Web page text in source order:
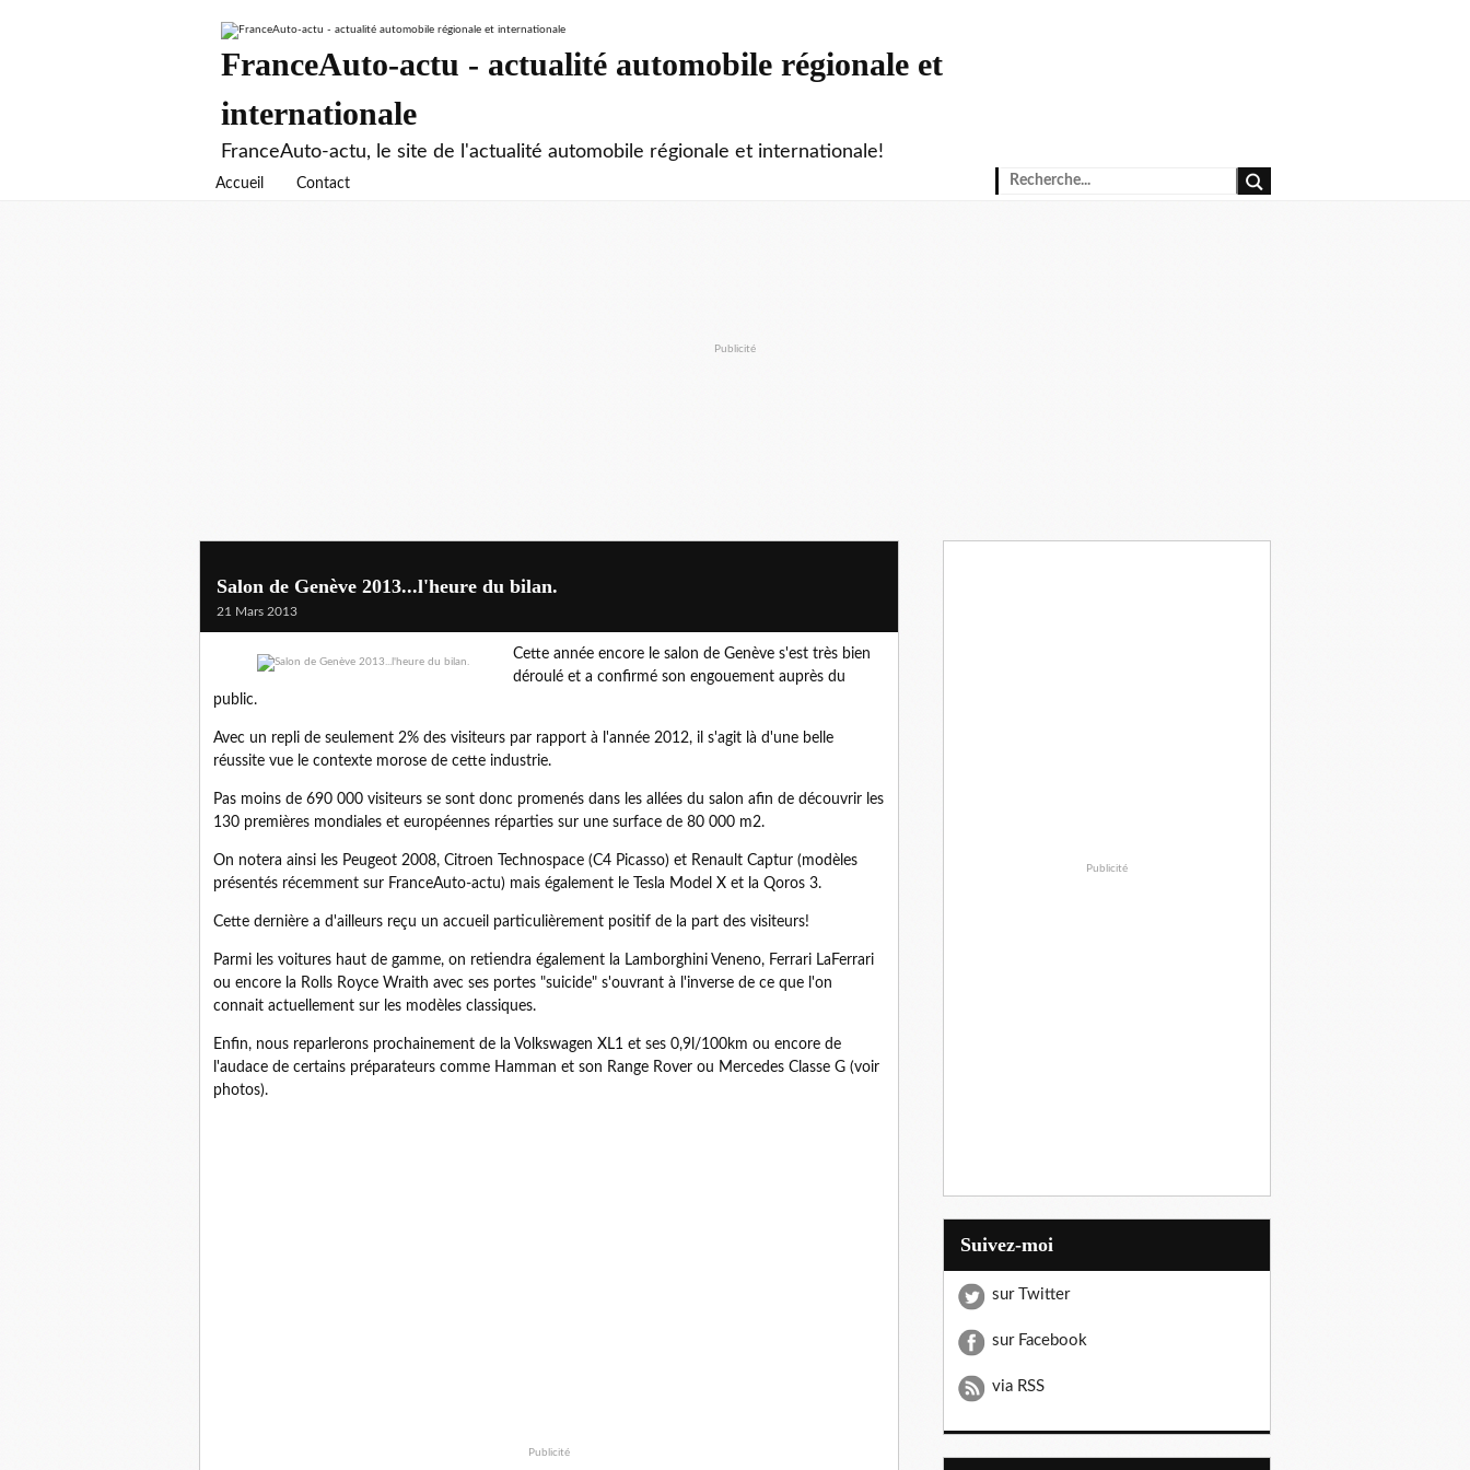
FranceAuto-actu - actualité automobile régionale et
internationale
FranceAuto-actu, le site de l'actualité automobile régionale et internationale!
Accueil Contact
Publicité
Salon de Genève 2013...l'heure du bilan.
21 Mars 2013
Cette année encore le salon de Genève s'est très bien
déroulé et a confirmé son engouement auprès du
public.
Avec un repli de seulement 2% des visiteurs par rapport à l'année 2012, il s'agit là d'une belle
réussite vue le contexte morose de cette industrie.
Pas moins de 690 000 visiteurs se sont donc promenés dans les allées du salon afin de découvrir les
130 premières mondiales et européennes réparties sur une surface de 80 000 m2.
On notera ainsi les Peugeot 2008, Citroen Technospace (C4 Picasso) et Renault Captur (modèles
présentés récemment sur FranceAuto-actu) mais également le Tesla Model X et la Qoros 3.
Cette dernière a d'ailleurs reçu un accueil particulièrement positif de la part des visiteurs!
Parmi les voitures haut de gamme, on retiendra également la Lamborghini Veneno, Ferrari LaFerrari
ou encore la Rolls Royce Wraith avec ses portes "suicide" s'ouvrant à l'inverse de ce que l'on
connait actuellement sur les modèles classiques.
Enfin, nous reparlerons prochainement de la Volkswagen XL1 et ses 0,9l/100km ou encore de
l'audace de certains préparateurs comme Hamman et son Range Rover ou Mercedes Classe G (voir
photos).
Publicité
Publicité
Suivez-moi
sur Twitter
sur Facebook
via RSS